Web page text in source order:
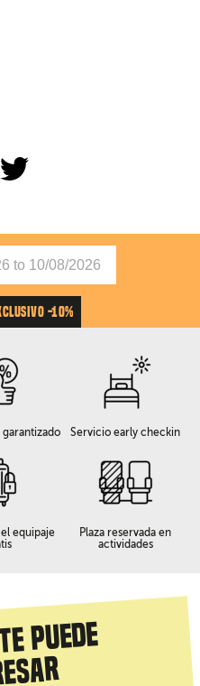
-10%
Servicio early checkin
equipaje
Plaza reservada en
actividades
puede